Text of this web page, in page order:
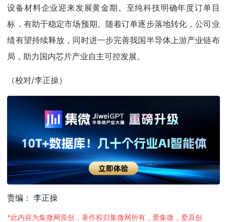
设备材料企业迎来发展黄金期。至纯科技明确年度订单目
标，有助于稳定市场预期。随着订单逐步落地转化，公司业
绩有望持续释放，同时进一步完善我国半导体上游产业链布
局，助力国内芯片产业自主可控发展。
（校对/李正操）
责编： 李正操
*此内容为集微网原创，著作权归集微网所有，爱集微，爱原创